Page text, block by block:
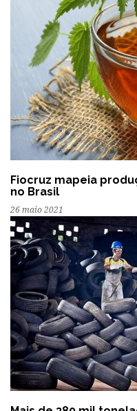
Fiocruz mapeia
no Brasil
26 maio 2021